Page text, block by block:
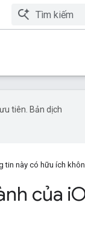
tiên. Bản dịch
tin này có hữu ích
của i